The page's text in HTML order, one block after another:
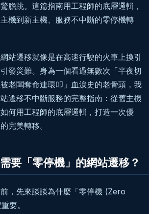
膽跳。這篇指南用工程師的底層邏輯，
機到新主機、服務不中斷的零停機轉
站遷移就像是在高速行駛的火車上換引
發災難。身為一個看過無數次「半夜切
老闆奪命連環叩」血淚史的老骨頭，我
遷移不中斷服務的完整指南：從舊主機
何用工程師的底層邏輯，打造一次優
完美轉移。
要「零停機」的網站遷移？
，先來談談為什麼「零停機 (Zero
要。